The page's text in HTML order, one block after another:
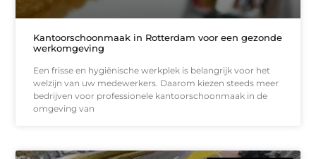
Kantoorschoonmaak in Rotterdam voor een gezonde
werkomgeving
Een frisse en hygiënische werkplek is belangrijk voor het
welzijn van uw medewerkers. Daarom kiezen steeds meer
bedrijven voor professionele kantoorschoonmaak in de
omgeving van